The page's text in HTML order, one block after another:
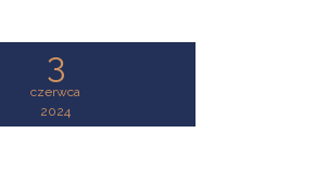
3
czerwca
2024